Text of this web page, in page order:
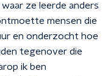
ze leerde anders
mensen die
en onderzocht hoe
tegenover die
ik ben